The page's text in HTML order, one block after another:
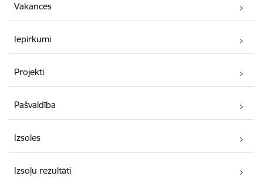
Vakances
Iepirkumi
Projekti
Pašvaldība
Izsoles
Izsoļu rezultāti